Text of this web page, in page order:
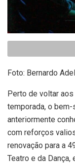
Foto: Bernardo
Perto de voltar
temporada, o
anteriormente
com reforços
renovação para a
Teatro e da Dança,